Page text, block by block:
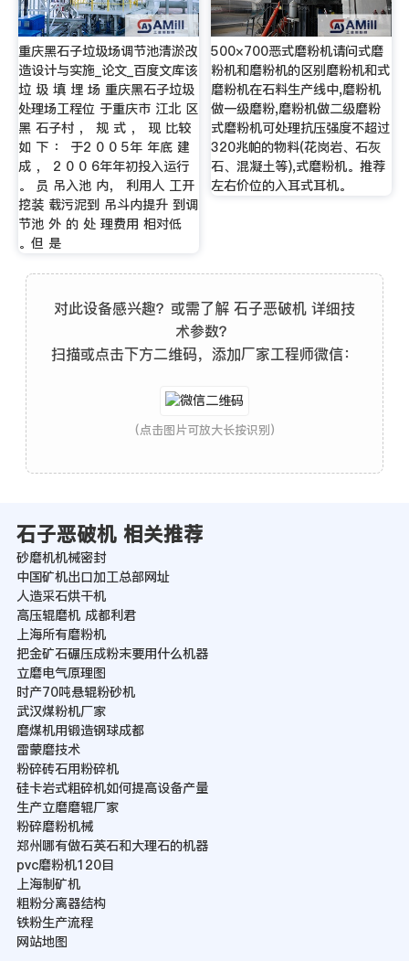
重庆黑石子垃圾场调节池清淤改
造设计与实施_论文_百度文库该
垃 圾 填 埋 场 重庆黑石子垃圾
处理场工程位 于重庆市 江北 区
黑 石子村 ， 规 式 ， 现 比较
如 下 ： 于2 0 0 5年 年底 建
成 ， 2 0 0 6年年初投入运行
。 员 吊入池 内， 利用人 工开
挖装 载污泥到 吊斗内提升 到调
节池 外 的 处 理费用 相对低
。但 是
500×700恶式磨粉机请问式磨
粉机和磨粉机的区别磨粉机和式
磨粉机在石料生产线中,磨粉机
做一级磨粉,磨粉机做二级磨粉
式磨粉机可处理抗压强度不超过
320兆帕的物料(花岗岩、石灰
石、混凝土等),式磨粉机。推荐
左右价位的入耳式耳机。
对此设备感兴趣？或需了解 石子恶破机 详细技
术参数？
扫描或点击下方二维码，添加厂家工程师微信：
(点击图片可放大长按识别)
石子恶破机 相关推荐
砂磨机机械密封
中国矿机出口加工总部网址
人造采石烘干机
高压辊磨机 成都利君
上海所有磨粉机
把金矿石碾压成粉末要用什么机器
立磨电气原理图
时产70吨悬辊粉砂机
武汉煤粉机厂家
磨煤机用锻造钢球成都
雷蒙磨技术
粉碎砖石用粉碎机
硅卡岩式粗碎机如何提高设备产量
生产立磨磨辊厂家
粉碎磨粉机械
郑州哪有做石英石和大理石的机器
pvc磨粉机120目
上海制矿机
粗粉分离器结构
铁粉生产流程
网站地图